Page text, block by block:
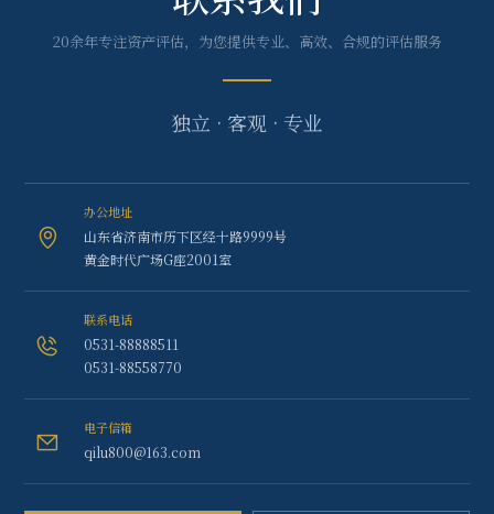
20余年专注资产评估，为您提供专业、高效、合规的评估服务
独立 · 客观 · 专业
办公地址
山东省济南市历下区经十路9999号
黄金时代广场G座2001室
联系电话
0531-88888511
0531-88558770
电子信箱
qilu800@163.com